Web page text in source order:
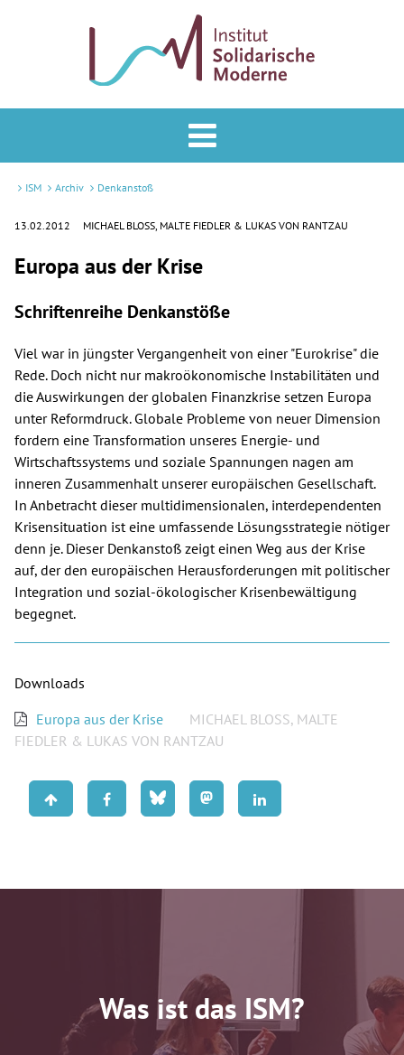
Podcast
Veranstaltungen
ISM
Mitglied werden
Newsletter
Spenden
Kontakt
Presse
English
ISM Archiv Denkanstoß
13.02.2012 MICHAEL BLOSS, MALTE FIEDLER & LUKAS VON RANTZAU
Europa aus der Krise
Schriftenreihe Denkanstöße
Viel war in jüngster Vergangenheit von einer "Eurokrise" die
Rede. Doch nicht nur makroökonomische Instabilitäten und
die Auswirkungen der globalen Finanzkrise setzen Europa
unter Reformdruck. Globale Probleme von neuer Dimension
fordern eine Transformation unseres Energie- und
Wirtschaftssystems und soziale Spannungen nagen am
inneren Zusammenhalt unserer europäischen Gesellschaft.
In Anbetracht dieser multidimensionalen, interdependenten
Krisensituation ist eine umfassende Lösungsstrategie nötiger
denn je. Dieser Denkanstoß zeigt einen Weg aus der Krise
auf, der den europäischen Herausforderungen mit politischer
Integration und sozial-ökologischer Krisenbewältigung
begegnet.
Downloads
Europa aus der Krise
MICHAEL BLOSS, MALTE
FIEDLER & LUKAS VON RANTZAU
Was ist das ISM?